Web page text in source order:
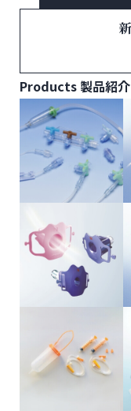
Products 製品紹介